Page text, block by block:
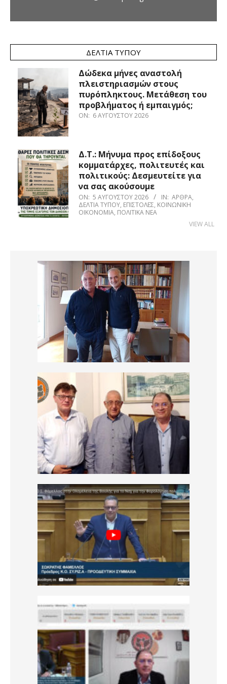
ΔΕΛΤΊΑ ΤΎΠΟΥ
Δώδεκα μήνες αναστολή
πλειστηριασμών στους
πυρόπληκτους. Μετάθεση του
προβλήματος ή εμπαιγμός;
ON: 6 ΑΥΓΟΎΣΤΟΥ 2026
Δ.Τ.: Μήνυμα προς επίδοξους
κομματάρχες, πολιτευτές και
πολιτικούς: Δεσμευτείτε για
να σας ακούσουμε
ON: 5 ΑΥΓΟΎΣΤΟΥ 2026 IN: ΆΡΘΡΑ,
ΔΕΛΤΊΑ ΤΎΠΟΥ, ΕΠΙΣΤΟΛΈΣ, ΚΟΙΝΩΝΙΚΉ
ΟΙΚΟΝΟΜΊΑ, ΠΟΛΙΤΙΚΆ ΝΈΑ
VIEW ALL